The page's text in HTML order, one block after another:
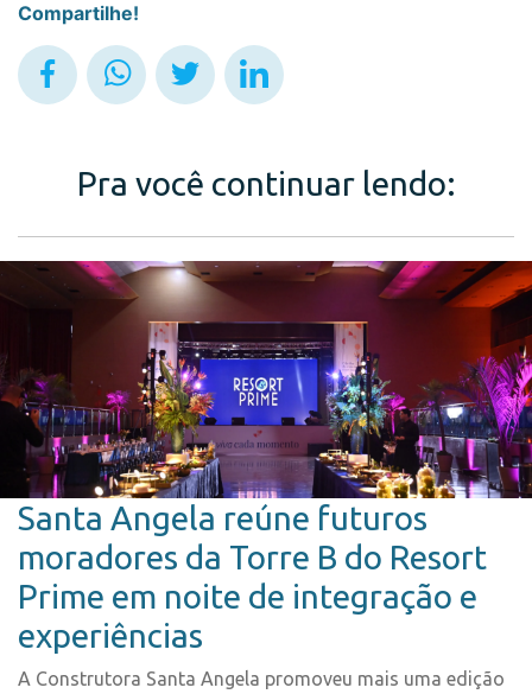
Compartilhe!
Pra você continuar lendo:
Santa Angela reúne futuros
moradores da Torre B do Resort
Prime em noite de integração e
experiências
A Construtora Santa Angela promoveu mais uma edição